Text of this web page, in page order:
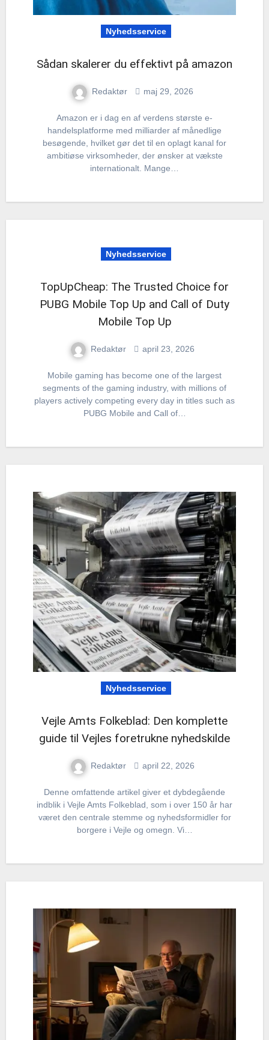
Nyhedsservice
Sådan skalerer du effektivt på amazon
Redaktør maj 29, 2026
Amazon er i dag en af verdens største e-
handelsplatforme med milliarder af månedlige
besøgende, hvilket gør det til en oplagt kanal for
ambitiøse virksomheder, der ønsker at vækste
internationalt. Mange…
Nyhedsservice
TopUpCheap: The Trusted Choice for
PUBG Mobile Top Up and Call of Duty
Mobile Top Up
Redaktør april 23, 2026
Mobile gaming has become one of the largest
segments of the gaming industry, with millions of
players actively competing every day in titles such as
PUBG Mobile and Call of…
Nyhedsservice
Vejle Amts Folkeblad: Den komplette
guide til Vejles foretrukne nyhedskilde
Redaktør april 22, 2026
Denne omfattende artikel giver et dybdegående
indblik i Vejle Amts Folkeblad, som i over 150 år har
været den centrale stemme og nyhedsformidler for
borgere i Vejle og omegn. Vi…